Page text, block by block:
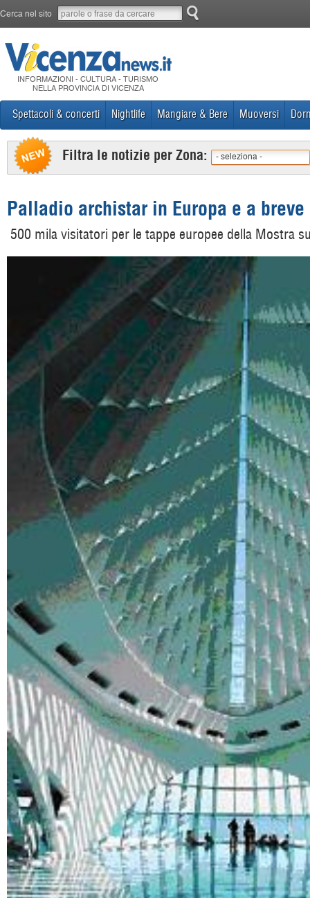
Cerca nel sito
INFORMAZIONI - CULTURA - TURISMO
NELLA PROVINCIA DI VICENZA
Spettacoli & concerti Nightlife Mangiare & Bere Muoversi
Filtra le notizie per Zona: - seleziona -
Palladio archistar in Europa e a
500 mila visitatori per le tappe europee della Mostra